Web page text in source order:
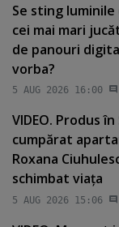
Se sting
cei mai mari
de panouri
vorba?
5 AUG 2026 16:00
VIDEO. Produs
cumpărat
Roxana
schimbat viaţa
5 AUG 2026 15:06